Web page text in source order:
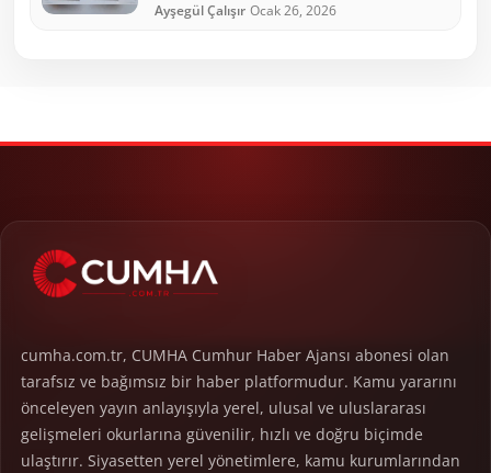
Ayşegül Çalışır Ocak 26, 2026
cumha.com.tr, CUMHA Cumhur Haber Ajansı abonesi olan
tarafsız ve bağımsız bir haber platformudur. Kamu yararını
önceleyen yayın anlayışıyla yerel, ulusal ve uluslararası
gelişmeleri okurlarına güvenilir, hızlı ve doğru biçimde
ulaştırır. Siyasetten yerel yönetimlere, kamu kurumlarından